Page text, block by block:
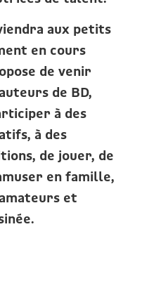
aux petits
en cours
de venir
de BD,
à des
à des
de jouer, de
en famille,
et